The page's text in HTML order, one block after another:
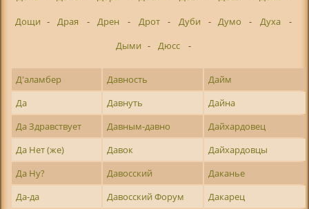
Дощи - Драя - Дрен - Дрот - Дуби - Думо - Духа
-
Дыми - Дюсс -
Д'аламбер Давность
Дайм
Да
Давнуть
Дайна
Да Здравствует
Давным-давно
Дайхардовец
Да Нет (же)
Давок
Дайхардовцы
Да Ну?
Давосский
Даканье
Да-да
Давосский Форум
Дакарец